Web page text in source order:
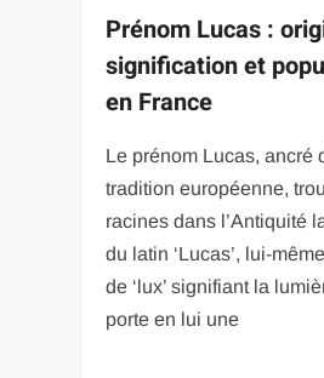
Prénom Lucas :
signification et
en France
Le prénom Lucas, ancré
tradition européenne,
racines dans l’Antiquité
du latin ‘Lucas’, lui-
de ‘lux’ signifiant la
porte en lui une